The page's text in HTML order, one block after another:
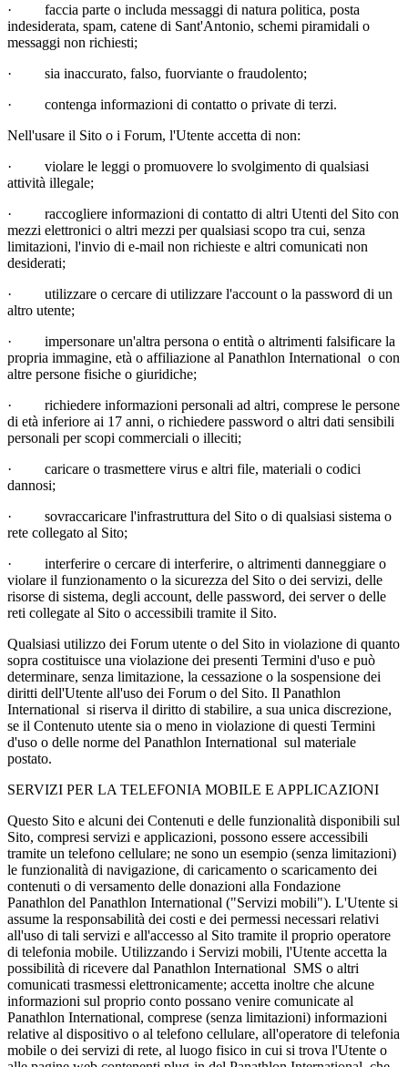
· faccia parte o includa messaggi di natura politica, posta
indesiderata, spam, catene di Sant'Antonio, schemi piramidali o
messaggi non richiesti;
· sia inaccurato, falso, fuorviante o fraudolento;
· contenga informazioni di contatto o private di terzi.
Nell'usare il Sito o i Forum, l'Utente accetta di non:
· violare le leggi o promuovere lo svolgimento di qualsiasi
attività illegale;
· raccogliere informazioni di contatto di altri Utenti del Sito con
mezzi elettronici o altri mezzi per qualsiasi scopo tra cui, senza
limitazioni, l'invio di e-mail non richieste e altri comunicati non
desiderati;
· utilizzare o cercare di utilizzare l'account o la password di un
altro utente;
· impersonare un'altra persona o entità o altrimenti falsificare la
propria immagine, età o affiliazione al Panathlon International o con
altre persone fisiche o giuridiche;
· richiedere informazioni personali ad altri, comprese le persone
di età inferiore ai 17 anni, o richiedere password o altri dati sensibili
personali per scopi commerciali o illeciti;
· caricare o trasmettere virus e altri file, materiali o codici
dannosi;
· sovraccaricare l'infrastruttura del Sito o di qualsiasi sistema o
rete collegato al Sito;
· interferire o cercare di interferire, o altrimenti danneggiare o
violare il funzionamento o la sicurezza del Sito o dei servizi, delle
risorse di sistema, degli account, delle password, dei server o delle
reti collegate al Sito o accessibili tramite il Sito.
Qualsiasi utilizzo dei Forum utente o del Sito in violazione di quanto
sopra costituisce una violazione dei presenti Termini d'uso e può
determinare, senza limitazione, la cessazione o la sospensione dei
diritti dell'Utente all'uso dei Forum o del Sito. Il Panathlon
International si riserva il diritto di stabilire, a sua unica discrezione,
se il Contenuto utente sia o meno in violazione di questi Termini
d'uso o delle norme del Panathlon International sul materiale
postato.
SERVIZI PER LA TELEFONIA MOBILE E APPLICAZIONI
Questo Sito e alcuni dei Contenuti e delle funzionalità disponibili sul
Sito, compresi servizi e applicazioni, possono essere accessibili
tramite un telefono cellulare; ne sono un esempio (senza limitazioni)
le funzionalità di navigazione, di caricamento o scaricamento dei
contenuti o di versamento delle donazioni alla Fondazione
Panathlon del Panathlon International ("Servizi mobili"). L'Utente si
assume la responsabilità dei costi e dei permessi necessari relativi
all'uso di tali servizi e all'accesso al Sito tramite il proprio operatore
di telefonia mobile. Utilizzando i Servizi mobili, l'Utente accetta la
possibilità di ricevere dal Panathlon International SMS o altri
comunicati trasmessi elettronicamente; accetta inoltre che alcune
informazioni sul proprio conto possano venire comunicate al
Panathlon International, comprese (senza limitazioni) informazioni
relative al dispositivo o al telefono cellulare, all'operatore di telefonia
mobile o dei servizi di rete, al luogo fisico in cui si trova l'Utente o